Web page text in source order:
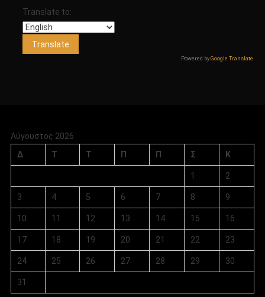
Translate to:
Powered byGoogle Translate .
Αύγουστος 2026
Δ
Τ Τ Π Π Σ Κ
1 2
3 4 5 6 7 8 9
10 11 12 13 14 15 16
17 18 19 20 21 22 23
24 25 26 27 28 29 30
31